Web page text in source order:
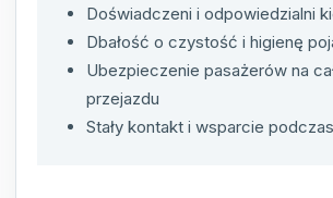
Doświadczeni i odpowiedzialni
Dbałość o czystość i higienę
Ubezpieczenie pasażerów na
przejazdu
Stały kontakt i wsparcie